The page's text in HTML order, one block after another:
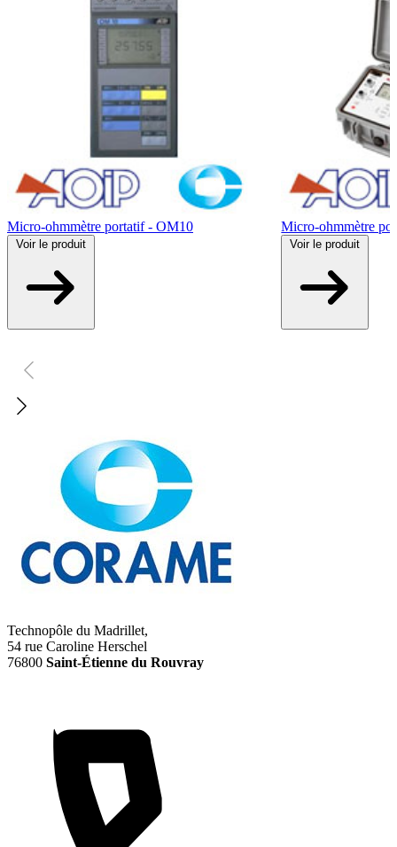
Micro-ohmmètre portatif - OM10
Voir le produit
Micro-ohmmètre
Voir le produit
Technopôle du Madrillet,
54 rue Caroline Herschel
76800 Saint-Étienne du Rouvray